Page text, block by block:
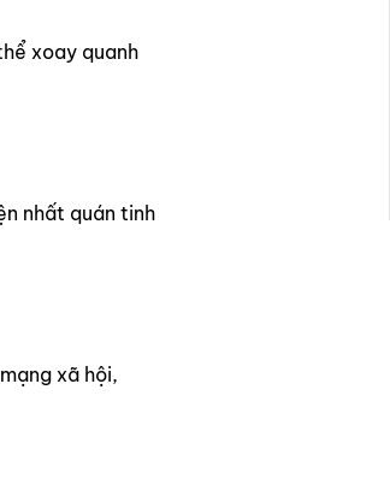
xoay quanh
nhất quán tinh
xã hội,